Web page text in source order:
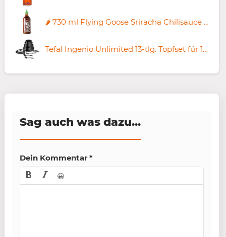
🌶️ 730 ml Flying Goose Sriracha Chilisauce in XL mit grüner Kappe ab 5,65€ (statt 9€)
Tefal Ingenio Unlimited 13-tlg. Topfset für 161,49€ (statt 188€)
Sag auch was dazu...
Dein Kommentar *
😀